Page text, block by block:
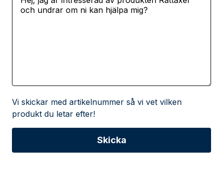
Vi skickar med artikelnummer så vi vet vilken
produkt du letar efter!